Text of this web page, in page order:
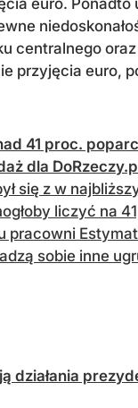
centralnego
przyjęcia euro,
41 proc.
dla
się z w
liczyć na
pracowni
sobie inne
działania